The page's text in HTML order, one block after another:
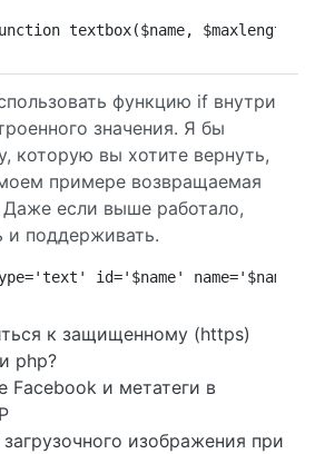
textbox($name,
функцию if внутри
значения. Я бы
которую вы хотите вернуть,
примере возвращаемая
Даже если выше работало,
и поддерживать.
id='$name'
к защищенному (https)
php?
Facebook и метатеги в
изображения при